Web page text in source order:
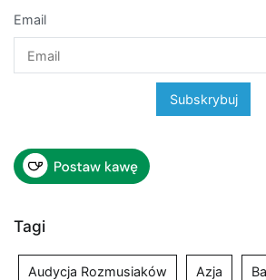
Email
Tagi
Audycja Rozmusiaków Azja